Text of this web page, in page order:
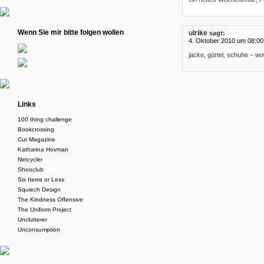
ulrike sagt:
4. Oktober 2010 um 08:00
jacke, gürtel, schuhe –
Wenn Sie mir bitte folgen wollen
Links
100 thing challenge
Bookcrossing
Cut Magazine
Katharina Hovman
Netcycler
Shooclub
Six Items or Less
Squiech Design
The Kindness Offensive
The Uniform Project
Unclutterer
Unconsumption